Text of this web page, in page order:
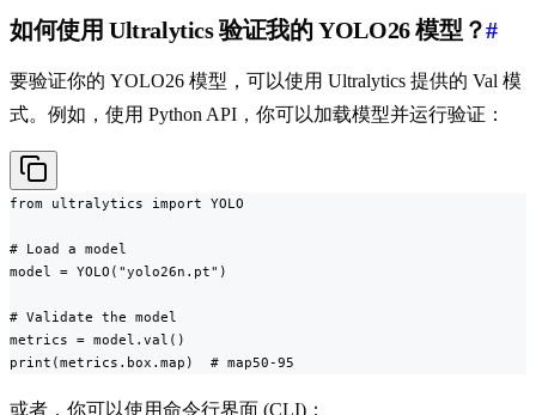
如何使用 Ultralytics 验证我的 YOLO26 模型？#
要验证你的 YOLO26 模型，可以使用 Ultralytics 提供的 Val 模
式。例如，使用 Python API，你可以加载模型并运行验证：
from ultralytics import YOLO
# Load a model
model = YOLO("yolo26n.pt")
# Validate the model
metrics = model.val()
print(metrics.box.map)  # map50-95
或者，你可以使用命令行界面 (CLI)：